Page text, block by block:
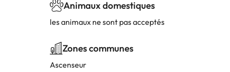
Animaux domestiques
les animaux ne sont pas acceptés
Zones communes
Ascenseur